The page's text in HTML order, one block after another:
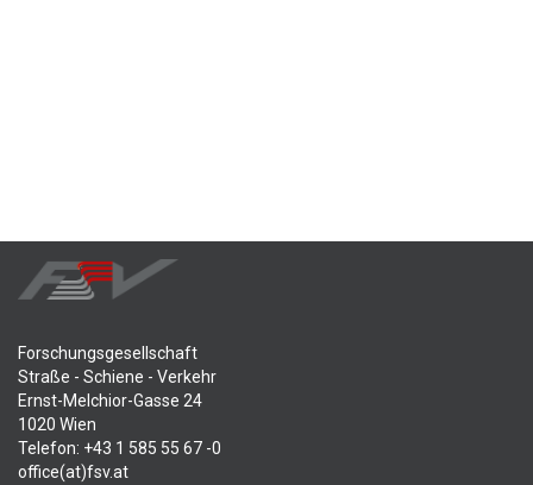
Forschungsgesellschaft
Straße - Schiene - Verkehr
Ernst-Melchior-Gasse 24
1020 Wien
Telefon: +43 1 585 55 67 -0
office(at)fsv.at